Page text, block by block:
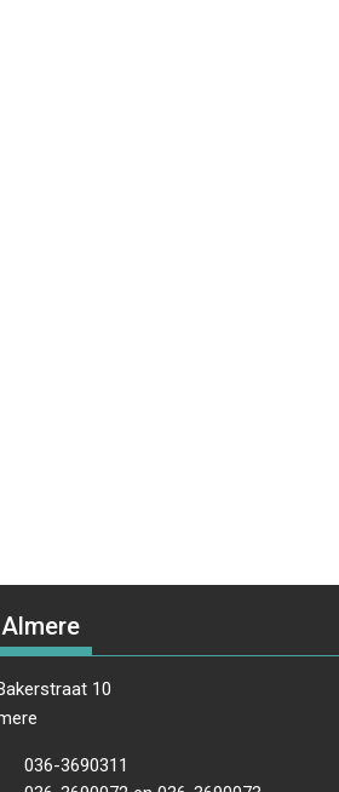
10
036-3690311